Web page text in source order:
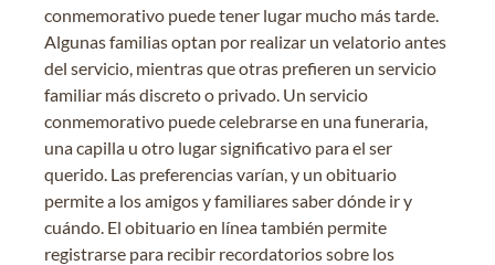
conmemorativo puede tener lugar mucho más tarde.
Algunas familias optan por realizar un velatorio antes
del servicio, mientras que otras prefieren un servicio
familiar más discreto o privado. Un servicio
conmemorativo puede celebrarse en una funeraria,
una capilla u otro lugar significativo para el ser
querido. Las preferencias varían, y un obituario
permite a los amigos y familiares saber dónde ir y
cuándo. El obituario en línea también permite
registrarse para recibir recordatorios sobre los